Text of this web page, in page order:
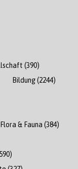
(390)
Bildung(2244)
Flora & Fauna (384)